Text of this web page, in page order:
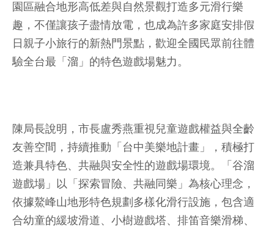
園區融合地形高低差與自然景觀打造多元滑行樂
趣，不僅讓孩子盡情放電，也成為許多家庭安排假
日親子小旅行的新熱門景點，歡迎全國民眾前往體
驗全台最「溜」的特色遊戲場魅力。
陳局長說明，市長盧秀燕重視兒童遊戲權益與全齡
友善空間，持續推動「台中美樂地計畫」，積極打
造兼具特色、共融與安全性的遊戲場環境。「谷溜
遊戲場」以「探索冒險、共融同樂」為核心理念，
依據鰲峰山地形特色規劃多樣化滑行設施，包含適
合幼童的緩坡滑道、小樹遊戲塔、排笛音樂滑梯、